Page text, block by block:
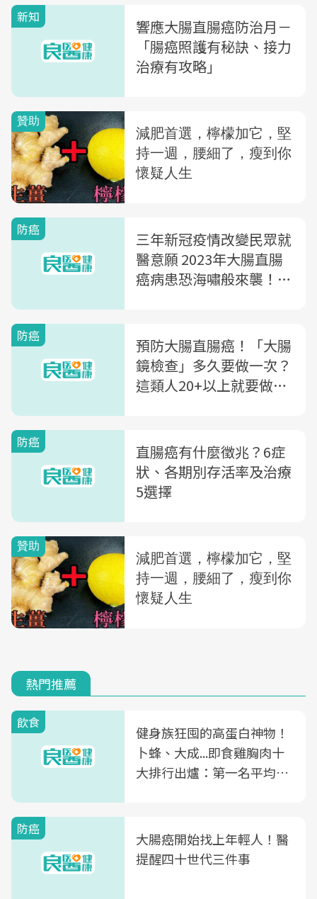
新知
響應大腸直腸癌防治月－
「腸癌照護有秘訣、接力
治療有攻略」
防癌
三年新冠疫情改變民眾就
醫意願 2023年大腸直腸
癌病患恐海嘯般來襲！確
體存活期提高7.5倍！
防癌
預防大腸直腸癌！「大腸
鏡檢查」多久要做一次？
這類人20+以上就要做！
防癌
直腸癌有什麼徵兆？6症
狀、各期別存活率及治療
5選擇
熱門推薦
飲食
健身族狂囤的高蛋白神物！
卜蜂、大成...即食雞胸肉十
大排行出爐：第一名平均一
防癌
大腸癌開始找上年輕人！醫
提醒四十世代三件事